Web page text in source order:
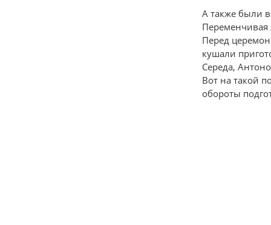
А также были
Переменчивая
Перед
кушали
Середа,
Вот на такой
обороты